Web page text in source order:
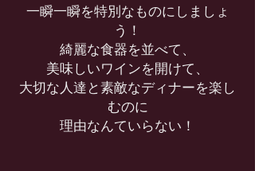
一瞬一瞬を特別なものにしましょ
う！
綺麗な食器を並べて、
美味しいワインを開けて、
大切な人達と素敵なディナーを楽し
むのに
理由なんていらない！